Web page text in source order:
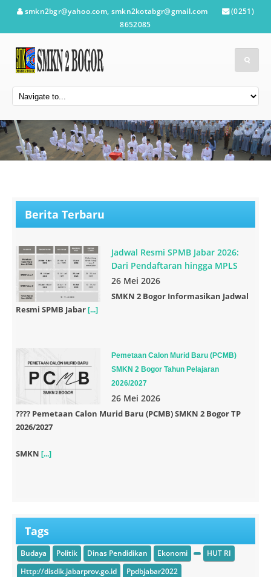
smkn2bgr@yahoo.com, smkn2kotabgr@gmail.com
(0251)
8652085
Berita Terbaru
Jadwal Resmi SPMB Jabar 2026:
Dari Pendaftaran hingga MPLS
26 Mei 2026
SMKN 2 Bogor Informasikan Jadwal
Resmi SPMB Jabar [...]
Pemetaan Calon Murid Baru (PCMB)
SMKN 2 Bogor Tahun Pelajaran
2026/2027
26 Mei 2026
???? Pemetaan Calon Murid Baru (PCMB) SMKN 2 Bogor TP
2026/2027
SMKN [...]
Tags
Budaya Politik Dinas Pendidikan Ekonomi
HUT RI
Http://disdik.jabarprov.go.id
Ppdbjabar2022